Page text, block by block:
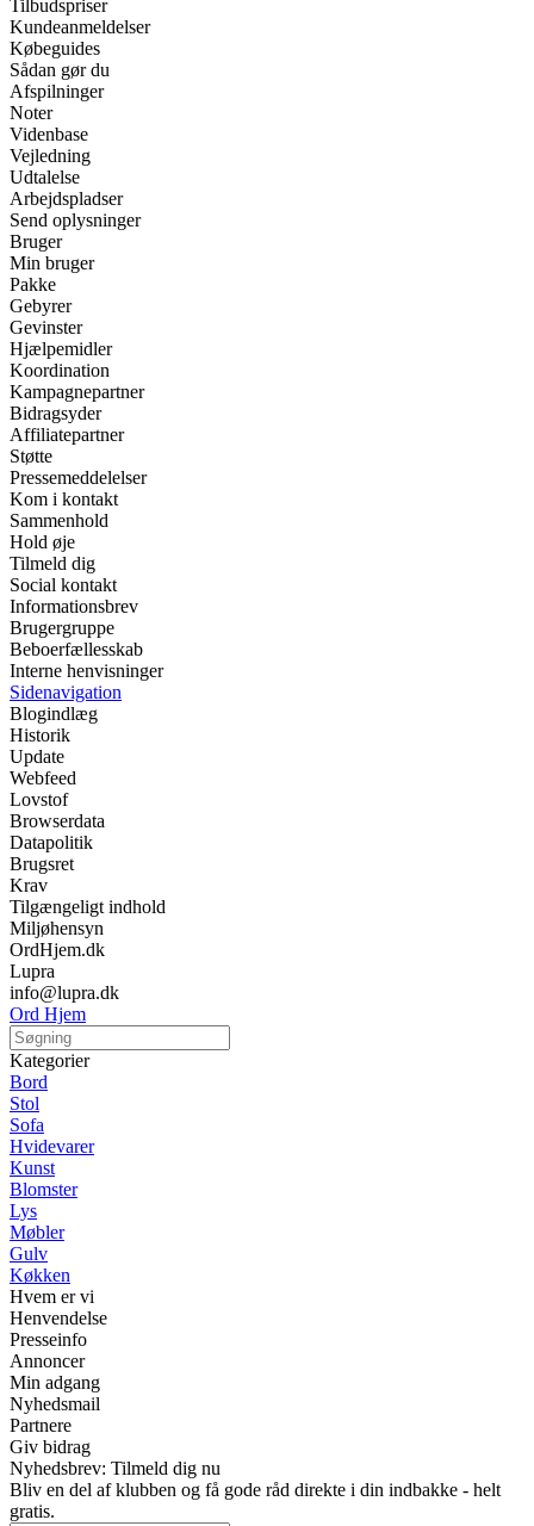
Tilbudspriser
Kundeanmeldelser
Købeguides
Sådan gør du
Afspilninger
Noter
Videnbase
Vejledning
Udtalelse
Arbejdspladser
Send oplysninger
Bruger
Min bruger
Pakke
Gebyrer
Gevinster
Hjælpemidler
Koordination
Kampagnepartner
Bidragsyder
Affiliatepartner
Støtte
Pressemeddelelser
Kom i kontakt
Sammenhold
Hold øje
Tilmeld dig
Social kontakt
Informationsbrev
Brugergruppe
Beboerfællesskab
Interne henvisninger
Sidenavigation
Blogindlæg
Historik
Update
Webfeed
Lovstof
Browserdata
Datapolitik
Brugsret
Krav
Tilgængeligt indhold
Miljøhensyn
OrdHjem.dk
Lupra
info@lupra.dk
Ord Hjem
Kategorier
Bord
Stol
Sofa
Hvidevarer
Kunst
Blomster
Lys
Møbler
Gulv
Køkken
Hvem er vi
Henvendelse
Presseinfo
Annoncer
Min adgang
Nyhedsmail
Partnere
Giv bidrag
Nyhedsbrev: Tilmeld dig nu
Bliv en del af klubben og få gode råd direkte i din indbakke - helt
gratis.